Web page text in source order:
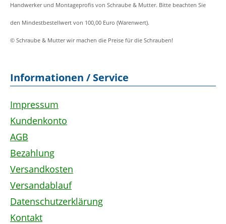
Handwerker und Montageprofis von Schraube & Mutter. Bitte beachten Sie
den Mindestbestellwert von 100,00 Euro (Warenwert).
© Schraube & Mutter wir machen die Preise für die Schrauben!
Informationen / Service
Impressum
Kundenkonto
AGB
Bezahlung
Versandkosten
Versandablauf
Datenschutzerklärung
Kontakt